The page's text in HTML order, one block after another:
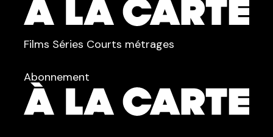
Films Séries Courts métrages
Abonnement